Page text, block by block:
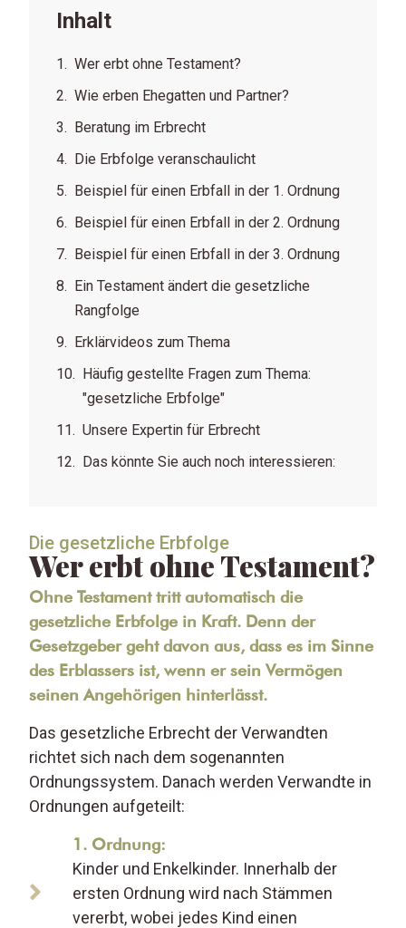
Die gesetzliche Erbfolge
Wer erbt ohne Testament?
Ohne Testament tritt automatisch die
gesetzliche Erbfolge in Kraft. Denn der
Gesetzgeber geht davon aus, dass es im Sinne
des Erblassers ist, wenn er sein Vermögen
seinen Angehörigen hinterlässt.
Das gesetzliche Erbrecht der Verwandten
richtet sich nach dem sogenannten
Ordnungssystem. Danach werden Verwandte in
Ordnungen aufgeteilt:
1. Ordnung:
Kinder und Enkelkinder. Innerhalb der
ersten Ordnung wird nach Stämmen
vererbt, wobei jedes Kind einen
Inhalt
Wer erbt ohne Testament?
Wie erben Ehegatten und Partner?
Beratung im Erbrecht
Die Erbfolge veranschaulicht
Beispiel für einen Erbfall in der 1. Ordnung
Beispiel für einen Erbfall in der 2. Ordnung
Beispiel für einen Erbfall in der 3. Ordnung
Ein Testament ändert die gesetzliche
Rangfolge
Erklärvideos zum Thema
Häufig gestellte Fragen zum Thema:
"gesetzliche Erbfolge"
Unsere Expertin für Erbrecht
Das könnte Sie auch noch interessieren: